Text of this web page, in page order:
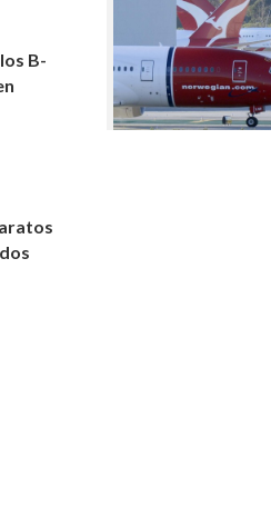
B-